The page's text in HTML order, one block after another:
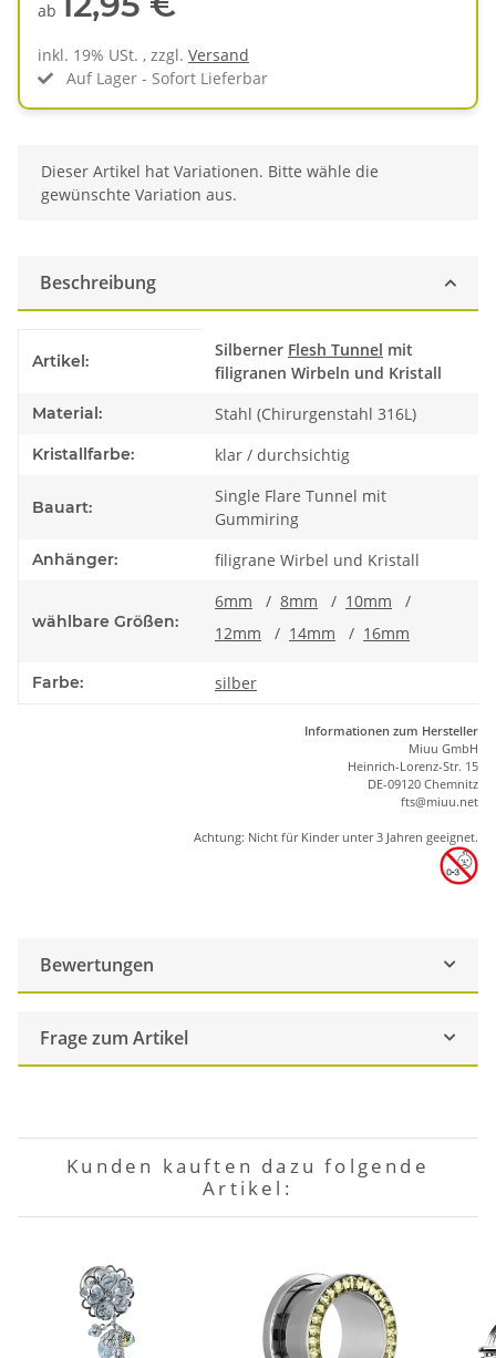
ab
inkl. 19% USt. , zzgl. Versand
Auf Lager - Sofort Lieferbar
x
Dieser Artikel hat Variationen. Bitte wähle die
gewünschte Variation aus.
Beschreibung
Artikel:
Silberner Flesh Tunnel mit
filigranen Wirbeln und Kristall
Material: Stahl (Chirurgenstahl 316L)
Kristallfarbe: klar / durchsichtig
Bauart:
Single Flare Tunnel mit
Gummiring
Anhänger: filigrane Wirbel und Kristall
wählbare Größen:
6mm / 8mm / 10mm
/
12mm
/ 14mm / 16mm
Farbe: silber
Informationen zum Hersteller
Miuu GmbH
Heinrich-Lorenz-Str. 15
DE-09120 Chemnitz
fts@miuu.net
Achtung: Nicht für Kinder unter 3 Jahren geeignet.
Bewertungen
Frage zum Artikel
Kunden kauften dazu folgende
Artikel: